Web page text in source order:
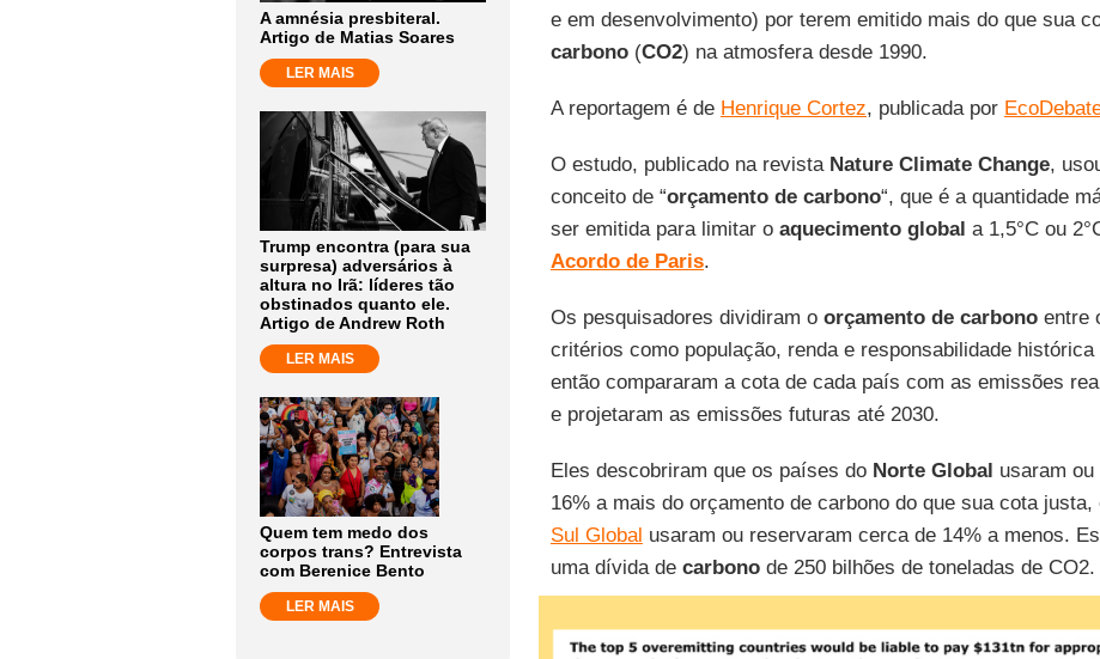
A amnésia presbiteral.
Artigo de Matias Soares
LER MAIS
Trump encontra (para sua
surpresa) adversários à
altura no Irã: líderes tão
obstinados quanto ele.
Artigo de Andrew Roth
LER MAIS
Quem tem medo dos
corpos trans? Entrevista
com Berenice Bento
LER MAIS
e em desenvolvimento) por terem emitido mais do que sua
carbono(CO2) na atmosfera desde 1990.
A reportagem é de Henrique Cortez, publicada por
O estudo, publicado na revista Nature Climate Change,
conceito de “orçamento de carbono“, que é a quantidade
ser emitida para limitar o aquecimento global a 1,5°C ou
Acordo de Paris.
Os pesquisadores dividiram o orçamento de carbonoentre
critérios como população, renda e responsabilidade
então compararam a cota de cada país com as emissões
e projetaram as emissões futuras até 2030.
Eles descobriram que os países do Norte Global usaram
16% a mais do orçamento de carbono do que sua cota
Sul Global usaram ou reservaram cerca de 14% a menos.
uma dívida de carbonode 250 bilhões de toneladas de CO2.